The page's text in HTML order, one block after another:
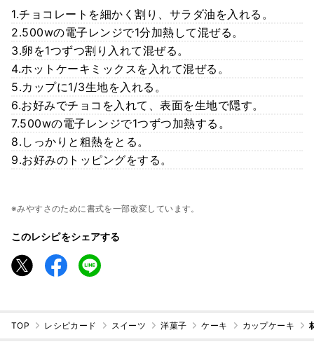
1.チョコレートを細かく割り、サラダ油を入れる。
2.500wの電子レンジで1分加熱して混ぜる。
3.卵を1つずつ割り入れて混ぜる。
4.ホットケーキミックスを入れて混ぜる。
5.カップに1/3生地を入れる。
6.お好みでチョコを入れて、表面を生地で隠す。
7.500wの電子レンジで1つずつ加熱する。
8.しっかりと粗熱をとる。
9.お好みのトッピングをする。
※みやすさのために書式を一部改変しています。
このレシピをシェアする
TOP レシピカード スイーツ 洋菓子 ケーキ カップケーキ